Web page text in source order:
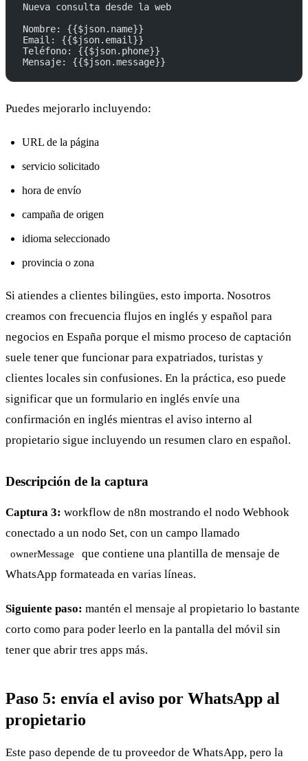
Nueva consulta desde la web
Nombre: {{$json.name}}
Email: {{$json.email}}
Teléfono: {{$json.phone}}
Mensaje: {{$json.message}}
Puedes mejorarlo incluyendo:
URL de la página
servicio solicitado
hora de envío
campaña de origen
idioma seleccionado
provincia o zona
Si atiendes a clientes bilingües, esto importa. Nosotros
creamos con frecuencia flujos en inglés y español para
negocios en España porque el mismo proceso de captación
suele tener que funcionar para expatriados, turistas y
clientes locales sin confusiones. En la práctica, eso puede
significar que un formulario en inglés envíe una
confirmación en inglés mientras el aviso interno al
propietario sigue incluyendo un resumen claro en español.
Descripción de la captura
Captura 3: workflow de n8n mostrando el nodo Webhook
conectado a un nodo Set, con un campo llamado
ownerMessage
que contiene una plantilla de mensaje de
WhatsApp formateada en varias líneas.
Siguiente paso: mantén el mensaje al propietario lo bastante
corto como para poder leerlo en la pantalla del móvil sin
tener que abrir tres apps más.
Paso 5: envía el aviso por WhatsApp al
propietario
Este paso depende de tu proveedor de WhatsApp, pero la